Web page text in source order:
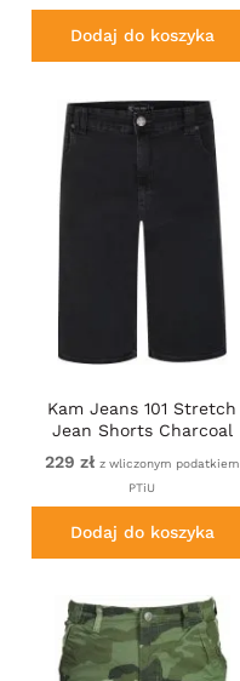
Dodaj do koszyka
Kam Jeans 101 Stretch
Jean Shorts Charcoal
229 zł z wliczonym podatkiem
PTiU
Dodaj do koszyka